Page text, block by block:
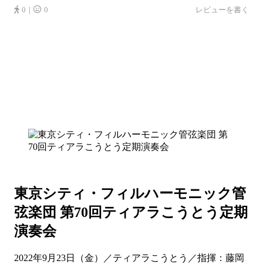
0｜ 0 レビューを書く
東京シティ・フィルハーモニック管
弦楽団 第70回ティアラこうとう定期
演奏会
2022年9月23日（金）／ティアラこうとう／指揮：藤岡